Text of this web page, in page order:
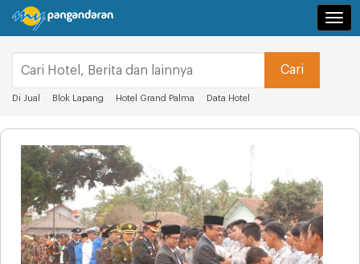
Di Jual Blok Lapang Hotel Grand Palma Data Hotel